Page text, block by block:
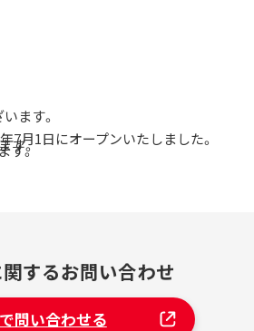
ます。
7月1日にオープンいたしました。
す。
す。
するお問い合わせ
問い合わせる